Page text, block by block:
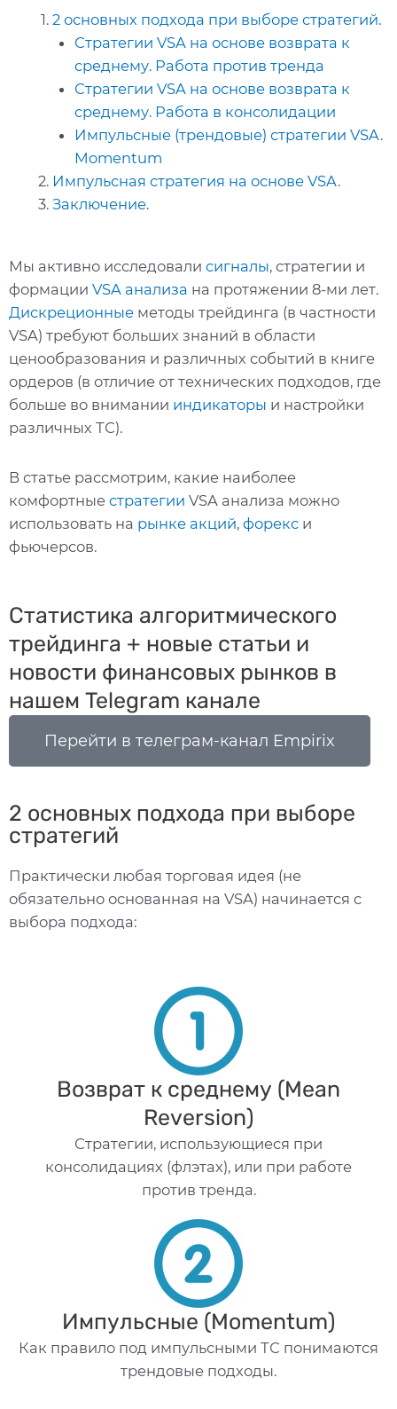
2 основных подхода при выборе стратегий.
Стратегии VSA на основе возврата к
среднему. Работа против тренда
Стратегии VSA на основе возврата к
среднему. Работа в консолидации
Импульсные (трендовые) стратегии VSA.
Momentum
Импульсная стратегия на основе VSA.
Заключение.
Мы активно исследовали сигналы, стратегии и
формации VSA анализа на протяжении 8-ми лет.
Дискреционные методы трейдинга (в частности
VSA) требуют больших знаний в области
ценообразования и различных событий в книге
ордеров (в отличие от технических подходов, где
больше во внимании индикаторы и настройки
различных ТС).
В статье рассмотрим, какие наиболее
комфортные стратегии VSA анализа можно
использовать на рынке акций, форекс и
фьючерсов.
Статистика алгоритмического
трейдинга + новые статьи и
новости финансовых рынков в
нашем Telegram канале
Перейти в телеграм-канал Empirix
2 основных подхода при выборе
стратегий
Практически любая торговая идея (не
обязательно основанная на VSA) начинается с
выбора подхода:
Возврат к среднему (Mean
Reversion)
Стратегии, использующиеся при
консолидациях (флэтах), или при работе
против тренда.
Импульсные (Momentum)
Как правило под импульсными ТС понимаются
трендовые подходы.